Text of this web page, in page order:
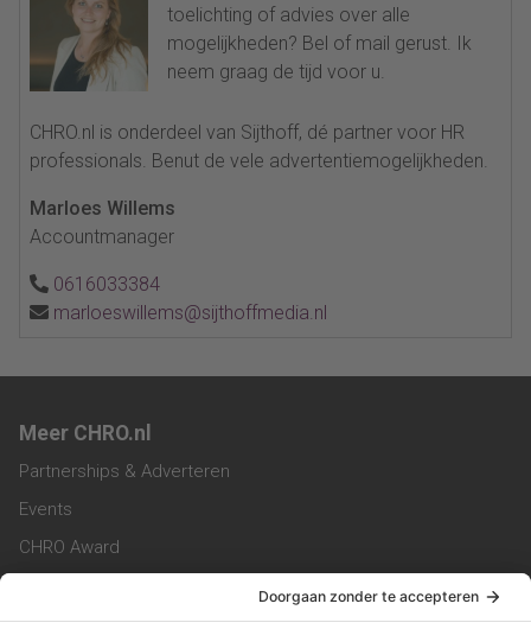
toelichting of advies over alle
mogelijkheden? Bel of mail gerust. Ik
neem graag de tijd voor u.
CHRO.nl is onderdeel van Sijthoff, dé partner voor HR
professionals. Benut de vele advertentiemogelijkheden.
Marloes Willems
Accountmanager
0616033384
marloeswillems@sijthoffmedia.nl
Meer CHRO.nl
Partnerships & Adverteren
Events
CHRO Award
CHRO Magazine